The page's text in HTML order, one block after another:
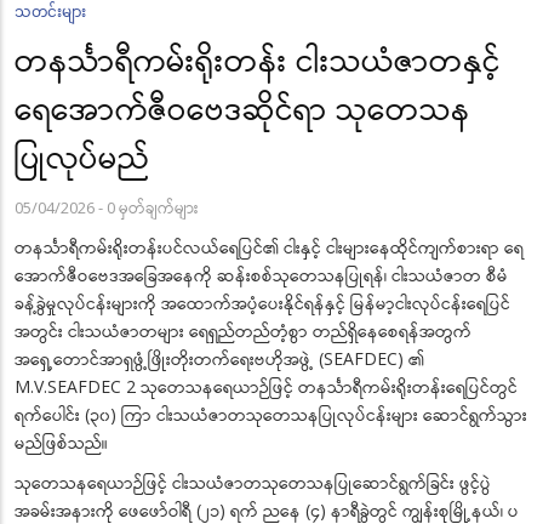
သတင်းများ
တနင်္သာရီကမ်းရိုးတန်း ငါးသယံဇာတနှင့်
ရေအောက်ဇီဝဗေဒဆိုင်ရာ သုတေသန
ပြုလုပ်မည်
05/04/2026- 0 မှတ်ချက်များ
တနင်္သာရီကမ်းရိုးတန်းပင်လယ်ရေပြင်၏ ငါးနှင့် ငါးများနေထိုင်ကျက်စားရာ ရေ
အောက်ဇီဝဗေဒအခြေအနေကို ဆန်းစစ်သုတေသနပြုရန်၊ ငါးသယံဇာတ စီမံ
ခန့်ခွဲမှုလုပ်ငန်းများကို အထောက်အပံ့ပေးနိုင်ရန်နှင့် မြန်မာ့ငါးလုပ်ငန်းရေပြင်
အတွင်း ငါးသယံဇာတများ ရေရှည်တည်တံ့စွာ တည်ရှိနေစေရန်အတွက်
အရှေ့တောင်အာရှဖွံ့ဖြိုးတိုးတက်ရေးဗဟိုအဖွဲ့ (SEAFDEC) ၏
M.V.SEAFDEC 2 သုတေသနရေယာဉ်ဖြင့် တနင်္သာရီကမ်းရိုးတန်းရေပြင်တွင်
ရက်ပေါင်း (၃၀) ကြာ ငါးသယံဇာတသုတေသနပြုလုပ်ငန်းများ ဆောင်ရွက်သွား
မည်ဖြစ်သည်။
သုတေသနရေယာဉ်ဖြင့် ငါးသယံဇာတသုတေသနပြုဆောင်ရွက်ခြင်း ဖွင့်ပွဲ
အခမ်းအနားကို ဖေဖော်ဝါရီ (၂၁) ရက် ညနေ (၄) နာရီခွဲတွင် ကျွန်းစုမြို့နယ်၊ ပ